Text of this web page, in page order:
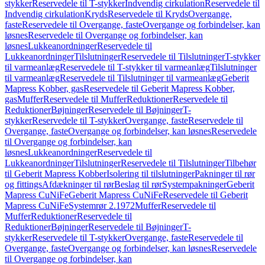
stykkerReservedele til T-stykkerIndvendig cirkulationReservedele til
Indvendig cirkulationKrydsReservedele til KrydsOvergange,
fasteReservedele til Overgange, fasteOvergange og forbindelser, kan
løsnesReservedele til Overgange og forbindelser, kan
løsnesLukkeanordningerReservedele til
LukkeanordningerTilslutningerReservedele til TilslutningerT-stykker
til varmeanlægReservedele til T-stykker til varmeanlægTilslutninger
til varmeanlægReservedele til Tilslutninger til varmeanlægGeberit
Mapress Kobber, gasReservedele til Geberit Mapress Kobber,
gasMufferReservedele til MufferReduktionerReservedele til
ReduktionerBøjningerReservedele til BøjningerT-
stykkerReservedele til T-stykkerOvergange, fasteReservedele til
Overgange, fasteOvergange og forbindelser, kan løsnesReservedele
til Overgange og forbindelser, kan
løsnesLukkeanordningerReservedele til
LukkeanordningerTilslutningerReservedele til TilslutningerTilbehør
til Geberit Mapress KobberIsolering til tilslutningerPakninger til rør
og fittingsAfdækninger til rørBeslag til rørSystempakningerGeberit
Mapress CuNiFeGeberit Mapress CuNiFeReservedele til Geberit
Mapress CuNiFeSystemrør 2.1972MufferReservedele til
MufferReduktionerReservedele til
ReduktionerBøjningerReservedele til BøjningerT-
stykkerReservedele til T-stykkerOvergange, fasteReservedele til
Overgange, fasteOvergange og forbindelser, kan løsnesReservedele
til Overgange og forbindelser, kan